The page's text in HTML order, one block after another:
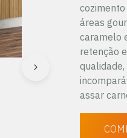
áreas
caramelo
retenção
assar